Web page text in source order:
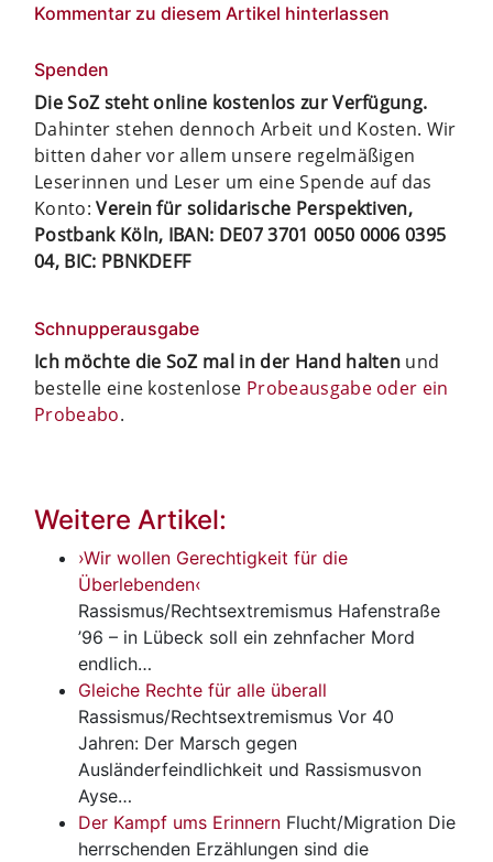
Kommentar zu diesem Artikel hinterlassen
Spenden
Die SoZ steht online kostenlos zur Verfügung.
Dahinter stehen dennoch Arbeit und Kosten. Wir
bitten daher vor allem unsere regelmäßigen
Leserinnen und Leser um eine Spende auf das
Konto:Verein für solidarische Perspektiven,
Postbank Köln, IBAN: DE07 3701 0050 0006 0395
04, BIC: PBNKDEFF
Schnupperausgabe
Ich möchte die SoZ mal in der Hand halten und
bestelle eine kostenlose Probeausgabe oder ein
Probeabo.
Weitere Artikel:
›Wir wollen Gerechtigkeit für die
Überlebenden‹
Rassismus/Rechtsextremismus Hafenstraße
’96 – in Lübeck soll ein zehnfacher Mord
endlich…
Gleiche Rechte für alle überall
Rassismus/Rechtsextremismus Vor 40
Jahren: Der Marsch gegen
Ausländerfeindlichkeit und Rassismusvon
Ayse…
Der Kampf ums Erinnern Flucht/Migration Die
herrschenden Erzählungen sind die